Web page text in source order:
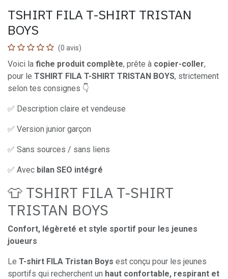
TSHIRT FILA T-SHIRT TRISTAN
BOYS
(0 avis)
Voici la fiche produit complète, prête à copier-coller,
pour le TSHIRT FILA T-SHIRT TRISTAN BOYS, strictement
selon tes consignes 👇
✅ Description claire et vendeuse
✅ Version junior garçon
✅ Sans sources / sans liens
✅ Avec bilan SEO intégré
👕 TSHIRT FILA T-SHIRT
TRISTAN BOYS
Confort, légèreté et style sportif pour les jeunes
joueurs
Le T-shirt FILA Tristan Boys est conçu pour les jeunes
sportifs qui recherchent un haut confortable, respirant et